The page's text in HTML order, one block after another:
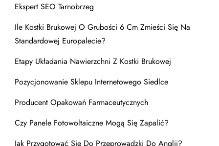
Ekspert SEO Tarnobrzeg
Ile Kostki Brukowej O Grubości 6 Cm Zmieści Się Na
Standardowej Europalecie?
Etapy Układania Nawierzchni Z Kostki Brukowej
Pozycjonowanie Sklepu Internetowego Siedlce
Producent Opakowań Farmaceutycznych
Czy Panele Fotowoltaiczne Mogą Się Zapalić?
Jak Przygotować Się Do Przeprowadzki Do Anglii?